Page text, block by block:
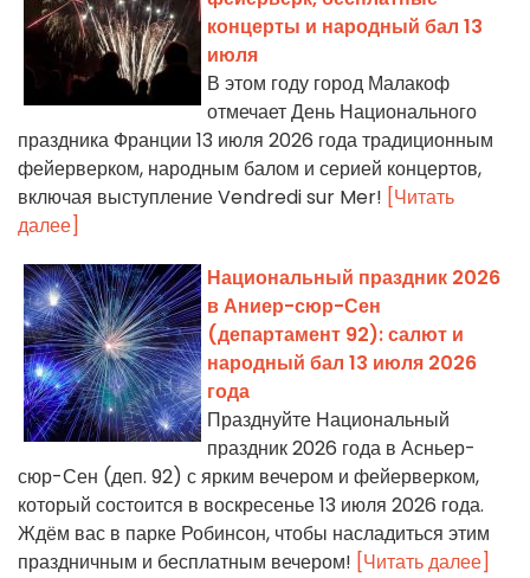
концерты и народный бал 13
июля
В этом году город Малакоф
отмечает День Национального
праздника Франции 13 июля 2026 года традиционным
фейерверком, народным балом и серией концертов,
включая выступление Vendredi sur Mer! [Читать
далее]
Национальный праздник 2026
в Аниер-сюр-Сен
(департамент 92): салют и
народный бал 13 июля 2026
года
Празднуйте Национальный
праздник 2026 года в Асньер-
сюр-Сен (деп. 92) с ярким вечером и фейерверком,
который состоится в воскресенье 13 июля 2026 года.
Ждём вас в парке Робинсон, чтобы насладиться этим
праздничным и бесплатным вечером! [Читать далее]